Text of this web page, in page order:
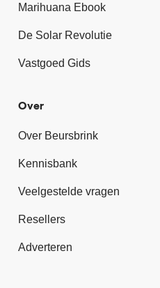
Marihuana Ebook
De Solar Revolutie
Vastgoed Gids
Over
Over Beursbrink
Kennisbank
Veelgestelde vragen
Resellers
Adverteren